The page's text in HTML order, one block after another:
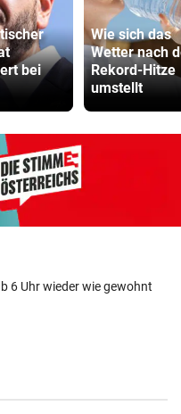
bei
Wie sich das
Wetter nach
Rekord-Hitze
umstellt
6 Uhr wieder wie gewohnt